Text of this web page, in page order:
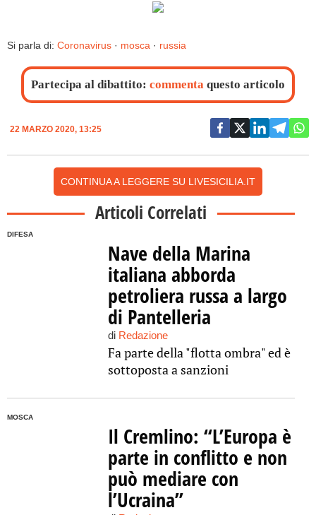
Si parla di: Coronavirus · mosca · russia
Partecipa al dibattito: commenta questo articolo
22 MARZO 2020, 13:25
CONTINUA A LEGGERE SU LIVESICILIA.IT
Articoli Correlati
DIFESA
Nave della Marina
italiana abborda
petroliera russa a largo
di Pantelleria
di Redazione
Fa parte della "flotta ombra" ed è
sottoposta a sanzioni
MOSCA
Il Cremlino: “L’Europa è
parte in conflitto e non
può mediare con
l’Ucraina”